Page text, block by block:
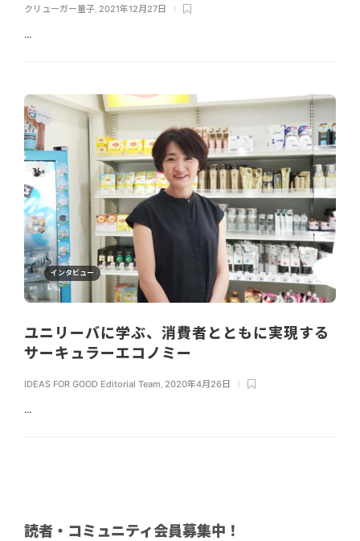
クリューガー量子 2021年12月27日
...
インタビュー
ユニリーバに学ぶ、消費者とともに実現する
サーキュラーエコノミー
IDEAS FOR GOOD Editorial Team, 2020年4月26日
...
読者・コミュニティ会員募集中！